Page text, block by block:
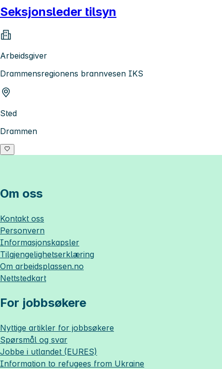
Seksjonsleder tilsyn
Arbeidsgiver
Drammensregionens brannvesen IKS
Sted
Drammen
Om oss
Kontakt oss
Personvern
Informasjonskapsler
Tilgjengelighetserklæring
Om arbeidsplassen.no
Nettstedkart
For jobbsøkere
Nyttige artikler for jobbsøkere
Spørsmål og svar
Jobbe i utlandet (EURES)
Information to refugees from Ukraine